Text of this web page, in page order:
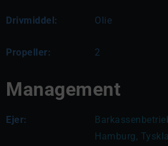
Drivmiddel: Olie
Propeller: 2
Management
Ejer:
Hamburg,